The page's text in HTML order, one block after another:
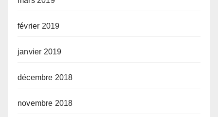
février 2019
janvier 2019
décembre 2018
novembre 2018